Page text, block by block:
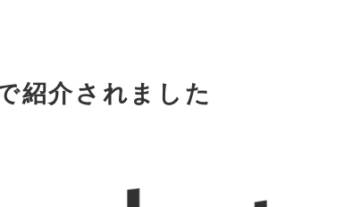
紹介されました